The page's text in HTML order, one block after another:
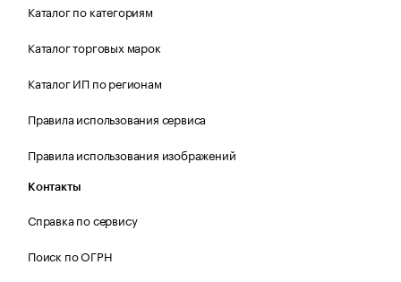
Каталог по категориям
Каталог торговых марок
Каталог ИП по регионам
Правила использования сервиса
Правила использования изображений
Контакты
Справка по сервису
Поиск по ОГРН